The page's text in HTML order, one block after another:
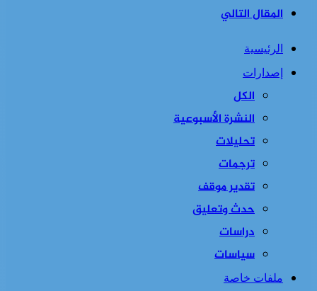
المقال التالي
الرئيسية
إصدارات
الكل
النشرة الأسبوعية
تحليلات
ترجمات
تقدير موقف
حدث وتعليق
دراسات
سياسات
ملفات خاصة